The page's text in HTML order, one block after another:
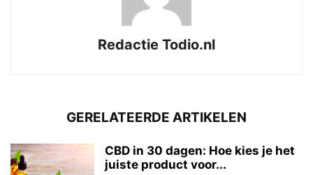
Redactie Todio.nl
GERELATEERDE ARTIKELEN
CBD in 30 dagen: Hoe kies je het
juiste product voor...